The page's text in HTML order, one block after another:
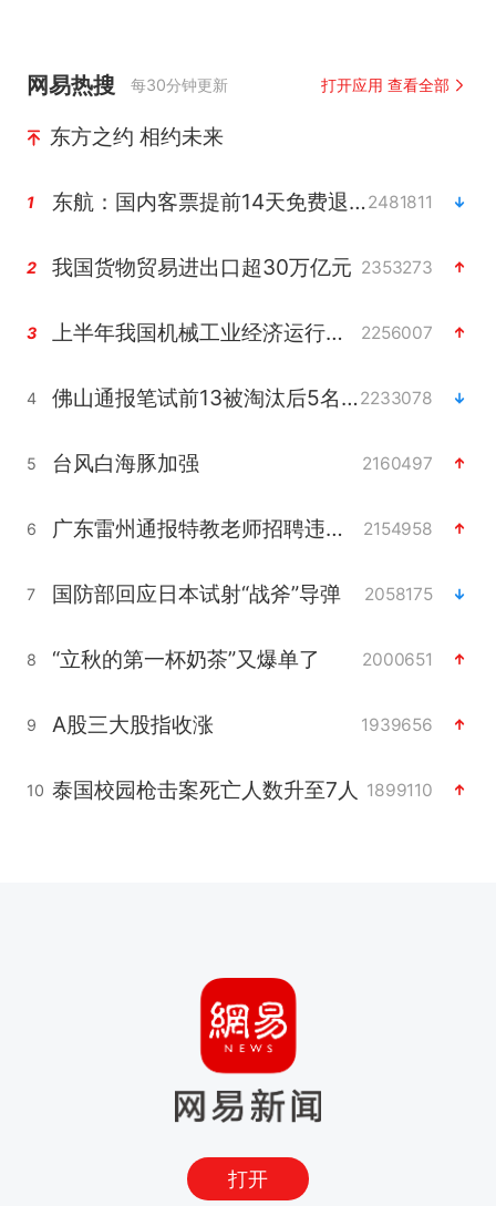
网易热搜 每30分钟更新 打开应用 查看全部
东方之约 相约未来
1 东航：国内客票提前14天免费退改2481811
2 我国货物贸易进出口超30万亿元 2353273
3 上半年我国机械工业经济运行稳中有进 2256007
4 佛山通报笔试前13被淘汰后5名进体检2233078
5 台风白海豚加强 2160497
6 广东雷州通报特教老师招聘违规事件 2154958
7 国防部回应日本试射“战斧”导弹 2058175
8 “立秋的第一杯奶茶”又爆单了 2000651
9 A股三大股指收涨 1939656
10 泰国校园枪击案死亡人数升至7人 1899110
打开